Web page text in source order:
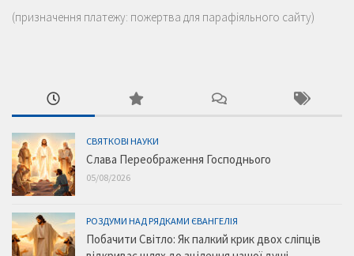
(призначення платежу: пожертва для парафіяльного сайту)
СВЯТКОВІ НАУКИ
Слава Переображення Господнього
05/08/2026
РОЗДУМИ НАД РЯДКАМИ ЄВАНГЕЛІЯ
Побачити Світло: Як палкий крик двох сліпців